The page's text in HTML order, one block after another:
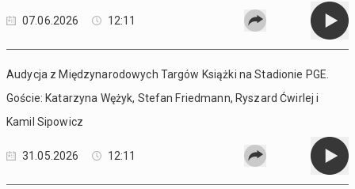
07.06.2026 12:11
Audycja z Międzynarodowych Targów Książki na Stadionie PGE.
Goście: Katarzyna Wężyk, Stefan Friedmann, Ryszard Ćwirlej i
Kamil Sipowicz
31.05.2026 12:11